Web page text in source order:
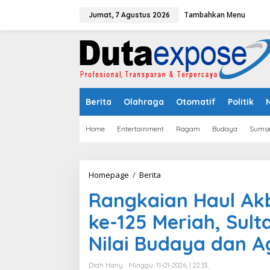
Jumat, 7 Agustus 2026 Tambahkan Menu
Berita Olahraga Otomatif Politik
Home Entertainment Ragam Budaya
Homepage / Berita
n
g
k
a
i
a
n
Rangkaian Haul
ke-125 Meriah,
Nilai Budaya dan
Diah Hany
Minggu, 11-01-2026, | 22:33,